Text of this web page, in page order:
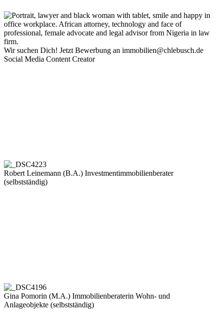
Wir suchen Dich! Jetzt Bewerbung an immobilien@chlebusch.de
Social Media Content Creator
Robert Leinemann (B.A.) Investmentimmobilienberater
(selbstständig)
Gina Pomorin (M.A.) Immobilienberaterin Wohn- und
Anlageobjekte (selbstständig)